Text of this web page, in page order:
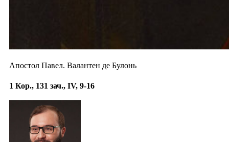
Апостол Павел. Валантен де Булонь
1 Кор., 131 зач., IV, 9-16